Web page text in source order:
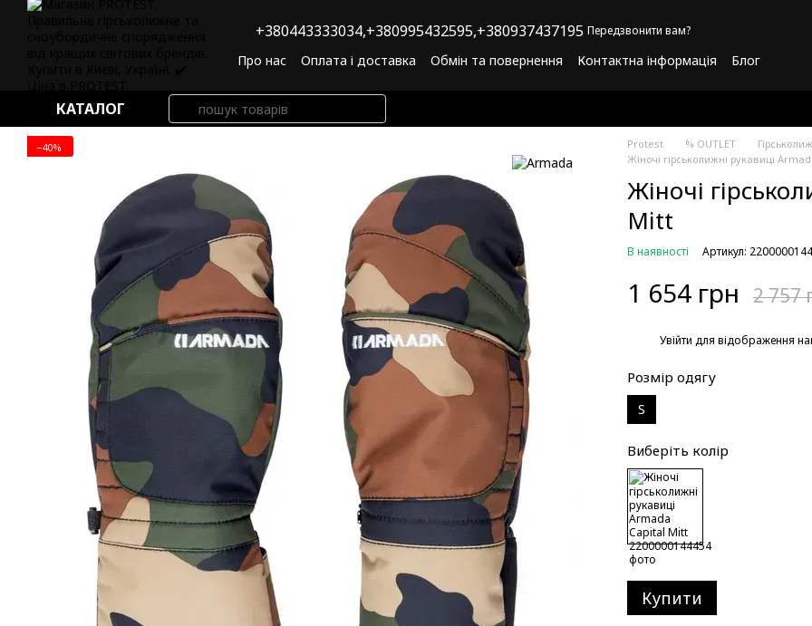
Перейти до основного контенту
+380443333034,+380995432595,+380937437195 Передзвонити вам?
Про нас Оплата і доставка Обмін та повернення Контактна інформація
Блог
КАТАЛОГ
−40% Protest % OUTLET
Жіночі гірськолижні рукавиці
Жіночі
Mitt
В наявності Артикул:
1 654 грн 2 757
Увійти для відображення
Розмір одягу
S
Виберіть колір
Купити